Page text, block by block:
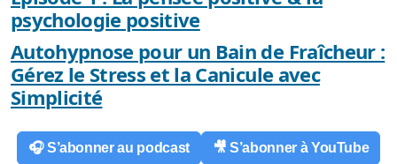
psychologie positive
Autohypnose pour un Bain de Fraîcheur :
Gérez le Stress et la Canicule avec
Simplicité
🎧 S’abonner au podcast 🎥 S’abonner à YouTube